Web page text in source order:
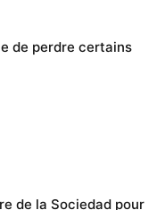
de perdre certains
de la Sociedad pour